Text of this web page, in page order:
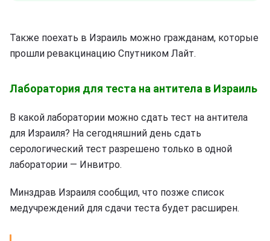
Также поехать в Израиль можно гражданам, которые
прошли ревакцинацию Спутником Лайт.
Лаборатория для теста на антитела в Израиль
В какой лаборатории можно сдать тест на антитела
для Израиля? На сегодняшний день сдать
серологический тест разрешено только в одной
лаборатории — Инвитро.
Минздрав Израиля сообщил, что позже список
медучреждений для сдачи теста будет расширен.